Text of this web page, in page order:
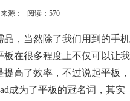
来源： 阅读：570
，当然除了我们用到的手机
在很多程度上不仅可以让我
高了效率，不过说起平板，
成为了平板的冠名词，其实